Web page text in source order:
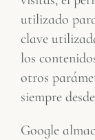
utilizado
clave
los
otros
siempre
Google